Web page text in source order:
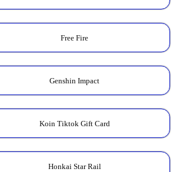
Free Fire
Genshin Impact
Koin Tiktok Gift Card
Honkai Star Rail